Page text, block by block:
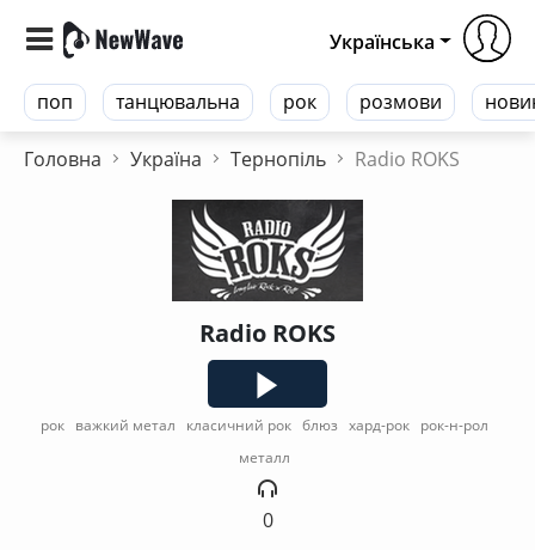
поп танцювальна рок розмови
Українська
Головна Україна Тернопіль Radio ROKS
Radio ROKS
рок важкий метал класичний рок блюз хард-рок рок-н-рол
металл
0